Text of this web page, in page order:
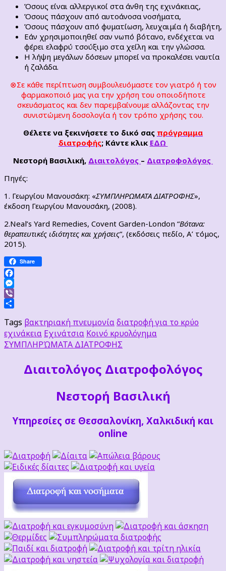
Όσους είναι αλλεργικοί στα άνθη της εχινάκειας,
Όσους πάσχουν από αυτοάνοσα νοσήματα,
Όσους πάσχουν από φυματίωση, λευχαιμία ή διαβήτη,
Εάν χρησιμοποιηθεί σαν νωπό βότανο, ενδέχεται να
φέρει ελαφρύ τσούξιμο στα χείλη και την γλώσσα.
Η λήψη μεγάλων δόσεων μπορεί να προκαλέσει ναυτία
ή ζαλάδα.
⊗Σε κάθε περίπτωση συμβουλευόμαστε τον γιατρό ή τον
φαρμακοποιό μας για την χρήση του οποιοδήποτε
σκευάσματος και δεν παρεμβαίνουμε αλλάζοντας την
συνιστώμενη δοσολογία ή τον τρόπο χρήσης του.
Θέλετε να ξεκινήσετε το δικό σας πρόγραμμα
διατροφής; Κάντε κλικ ΕΔΩ
Νεστορή Βασιλική, Διαιτολόγος – Διατροφολόγος
Πηγές:
1. Γεωργίου Μανουσάκη: «ΣΥΜΠΛΗΡΩΜΑΤΑ ΔΙΑΤΡΟΦΗΣ»,
έκδοση Γεωργίου Μανουσάκη, (2008).
2.Neal’s Yard Remedies, Covent Garden-London “Βότανα:
θεραπευτικές ιδιότητες και χρήσεις“, (εκδόσεις πεδίο, Α’ τόμος,
2015).
Share
Facebook
Messenger
Viber
Tags βακτηριακή πνευμονίαδιατροφή για το κρύο
εχινάκεια Εχινάτσια Κοινό κρυολόγημα
ΣΥΜΠΛΗΡΏΜΑΤΑ ΔΙΑΤΡΟΦΗΣ
Διαιτoλόγος Διατροφολόγος
Νεστορή Βασιλική
Υπηρεσίες σε Θεσσαλονίκη, Χαλκιδική και
online